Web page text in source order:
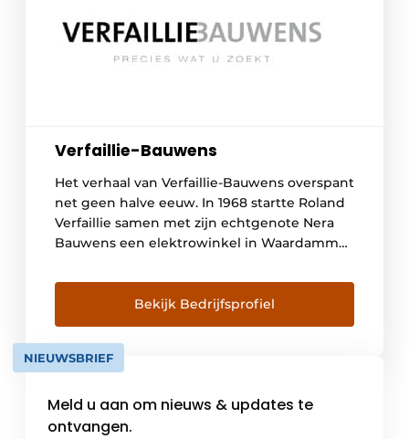
Verfaillie-Bauwens
Het verhaal van Verfaillie-Bauwens overspant
net geen halve eeuw. In 1968 startte Roland
Verfaillie samen met zijn echtgenote Nera
Bauwens een elektrowinkel in Waardamme.
bieden met de nadruk op sterke dienst na
verkoop. Het familiebedrijf bouwde
doorheen de jaren een sterke naam op in
elektro, een naam waar u […]
Bekijk Bedrijfsprofiel
NIEUWSBRIEF
Meld u aan om nieuws & updates te
ontvangen.